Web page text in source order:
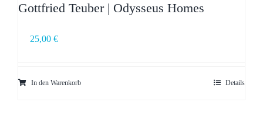
Gottfried Teuber | Odysseus Homes
25,00 €
In den Warenkorb Details